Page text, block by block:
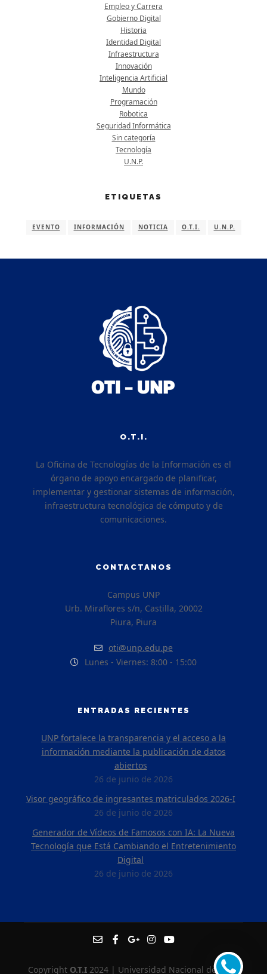
Empleo y Carrera
Gobierno Digital
Historia
Identidad Digital
Infraestructura
Innovación
Inteligencia Artificial
Mundo
Programación
Robotica
Seguridad Informática
Sin categoría
Tecnología
U.N.P.
ETIQUETAS
EVENTO INFORMACIÓN NOTICIA O.T.I. U.N.P.
O.T.I.
La Oficina de Tecnologías de la Información es el
órgano de apoyo encargado de planificar,
implementar y gestionar sistemas de información,
infraestructura tecnológica de cómputo y de
comunicaciones.
CONTACTANOS
Campus UNP
Urb. Miraflores s/n, Castilla, 20002
Piura, Piura
oti@unp.edu.pe
Lunes - Viernes: 8:00 - 15:00
ENTRADAS RECIENTES
UNP fortalece la transparencia y el acceso a la
información mediante la publicación de datos
abiertos
26 de junio de 2026
Visor geográfico de ingresantes matriculados 2026-I
26 de junio de 2026
Generador de Vídeos de Famosos con IA: La Nueva
Tecnología que Está Cambiando el Entretenimiento
Digital
26 de junio de 2026
Copyright O.T.I2024 | Universidad Nacional de Piura